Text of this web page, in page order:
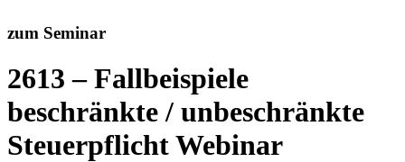
zum Seminar
2613 – Fallbeispiele
beschränkte / unbeschränkte
Steuerpflicht Webinar